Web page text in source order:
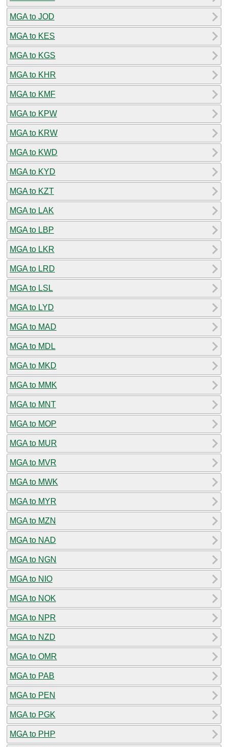
MGA to JOD
MGA to KES
MGA to KGS
MGA to KHR
MGA to KMF
MGA to KPW
MGA to KRW
MGA to KWD
MGA to KYD
MGA to KZT
MGA to LAK
MGA to LBP
MGA to LKR
MGA to LRD
MGA to LSL
MGA to LYD
MGA to MAD
MGA to MDL
MGA to MKD
MGA to MMK
MGA to MNT
MGA to MOP
MGA to MUR
MGA to MVR
MGA to MWK
MGA to MYR
MGA to MZN
MGA to NAD
MGA to NGN
MGA to NIO
MGA to NOK
MGA to NPR
MGA to NZD
MGA to OMR
MGA to PAB
MGA to PEN
MGA to PGK
MGA to PHP